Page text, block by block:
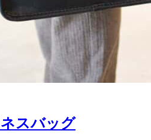
スバッグ